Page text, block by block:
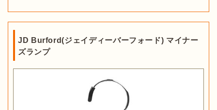
JD Burford(ジェイディーバーフォード) マイナー
ズランプ